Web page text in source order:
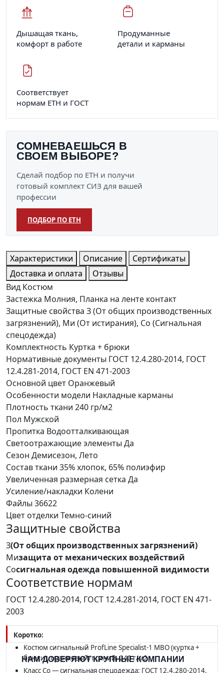
Дышащая ткань,
комфорт в работе
Продуманные
детали и карманы
Соответствует
нормам ЕТН и ГОСТ
СОМНЕВАЕШЬСЯ В
СВОЕМ ВЫБОРЕ?
Сделай подбор по ЕТН и получи
готовый комплект СИЗ для вашей
профессии
ПОДБОР ПО ЕТН
Характеристики Описание
Сертификаты
Доставка и оплата
Отзывы
Вид Костюм
Застежка Молния, Планка на ленте контакт
Защитные свойства З (От общих производственных
загрязнений), Ми (От истирания), Со (Сигнальная
спецодежда)
Комплектность Куртка + брюки
Нормативные документы ГОСТ 12.4.280-2014, ГОСТ
12.4.281-2014, ГОСТ EN 471-2003
Основной цвет Оранжевый
Особенности модели Накладные карманы
Плотность ткани 240 гр/м2
Пол Мужской
Пропитка Водоотталкивающая
Светоотражающие элементы Да
Сезон Демисезон, Лето
Состав ткани 35% хлопок, 65% полиэфир
Увеличенная размерная сетка Да
Усиление/накладки Колени
Файлы 36622
Цвет отделки Темно-синий
Защитные свойства
З(От общих производственных загрязнений)
Мизащита от механических воздействий
Сосигнальная одежда повышенной видимости
Соответствие нормам
ГОСТ 12.4.280-2014, ГОСТ 12.4.281-2014, ГОСТ EN 471-
2003
Коротко:
Костюм сигнальный ProfLine Specialist-1 МВО (куртка +
брюки), оранжевый/т.синий, 240 г/м2
Класс Со — сигнальная спецодежда; ГОСТ 12.4.280-2014,
НАМ ДОВЕРЯЮТ КРУПНЫЕ КОМПАНИИ